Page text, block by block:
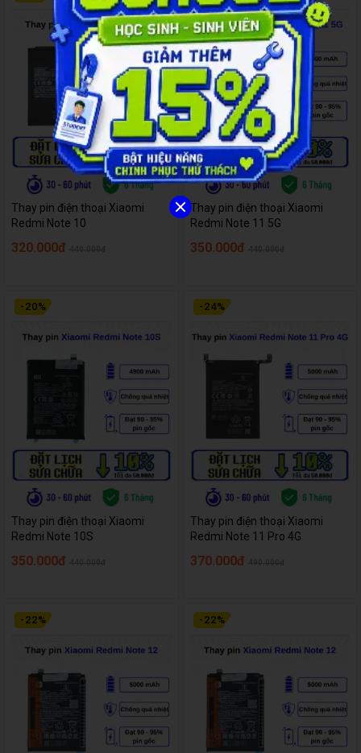
Thay pin điện thoại Xiaomi
Redmi Note 10
320.000đ
Thay pin điện thoại Xiaomi
Redmi Note 11 5G
350.000đ
- 20%
Thay pin điện thoại Xiaomi
Redmi Note 10S
350.000đ
- 24%
Thay pin điện thoại Xiaomi
Redmi Note 11 Pro 4G
370.000đ
- 22% - 22%